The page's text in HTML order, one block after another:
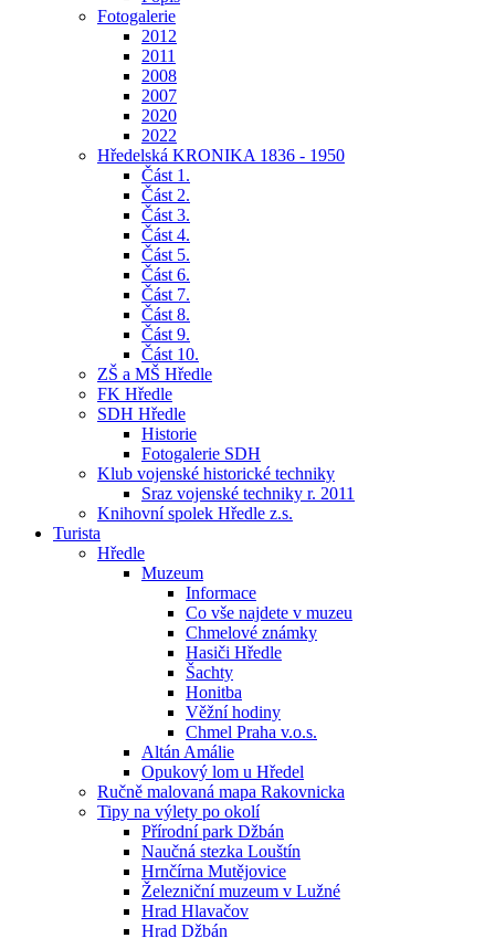
Fotogalerie
2012
2011
2008
2007
2020
2022
Hředelská KRONIKA 1836 - 1950
Část 1.
Část 2.
Část 3.
Část 4.
Část 5.
Část 6.
Část 7.
Část 8.
Část 9.
Část 10.
ZŠ a MŠ Hředle
FK Hředle
SDH Hředle
Historie
Fotogalerie SDH
Klub vojenské historické techniky
Sraz vojenské techniky r. 2011
Knihovní spolek Hředle z.s.
Turista
Hředle
Muzeum
Informace
Co vše najdete v muzeu
Chmelové známky
Hasiči Hředle
Šachty
Honitba
Věžní hodiny
Chmel Praha v.o.s.
Altán Amálie
Opukový lom u Hředel
Ručně malovaná mapa Rakovnicka
Tipy na výlety po okolí
Přírodní park Džbán
Naučná stezka Louštín
Hrnčírna Mutějovice
Železniční muzeum v Lužné
Hrad Hlavačov
Hrad Džbán